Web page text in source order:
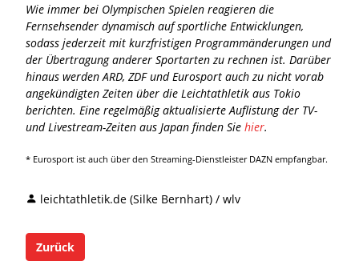
Wie immer bei Olympischen Spielen reagieren die
Fernsehsender dynamisch auf sportliche Entwicklungen,
sodass jederzeit mit kurzfristigen Programmänderungen und
der Übertragung anderer Sportarten zu rechnen ist. Darüber
hinaus werden ARD, ZDF und Eurosport auch zu nicht vorab
angekündigten Zeiten über die Leichtathletik aus Tokio
berichten. Eine regelmäßig aktualisierte Auflistung der TV-
und Livestream-Zeiten aus Japan finden Sie hier.
* Eurosport ist auch über den Streaming-Dienstleister DAZN empfangbar.
leichtathletik.de (Silke Bernhart) / wlv
Zurück